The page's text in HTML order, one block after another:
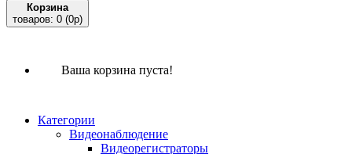
Корзина
товаров: 0 (0p)
Ваша корзина пуста!
Категории
Видеонаблюдение
Видеорегистраторы